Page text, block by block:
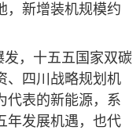
，新增装机规模约
，十五五国家双碳
、四川战略规划机
代表的新能源，系
年发展机遇，也代